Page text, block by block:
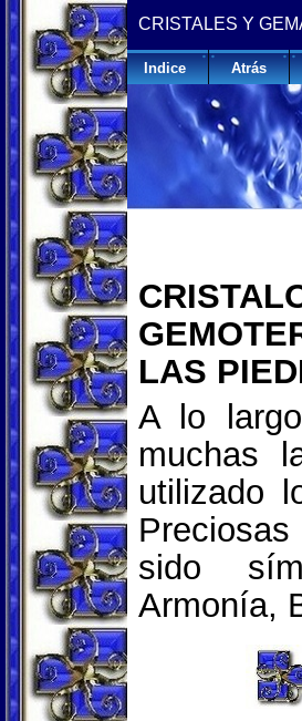
CRISTALES Y
Indice Atrás
LAS
A lo
muchas
utilizado
sido
Armonía,